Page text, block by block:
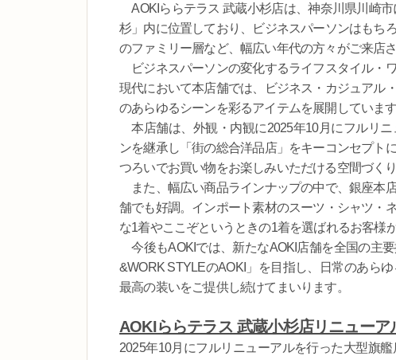
AOKIららテラス 武蔵小杉店は、神奈川県川崎
杉」内に位置しており、ビジネスパーソンはもち
のファミリー層など、幅広い年代の方々がご来店さ
ビジネスパーソンの変化するライフスタイル・
現代において本店舗では、ビジネス・カジュアル
のあらゆるシーンを彩るアイテムを展開しています
本店舗は、外観・内観に2025年10月にフルリ
ンを継承し「街の総合洋品店」をキーコンセプト
つろいでお買い物をお楽しみいただける空間づく
また、幅広い商品ラインナップの中で、銀座本
舗でも好調。インポート素材のスーツ・シャツ・
な1着やここぞというときの1着を選ばれるお客様
今後もAOKIでは、新たなAOKI店舗を全国の主
&WORK STYLEのAOKI」を目指し、日常のあら
最高の装いをご提供し続けてまいります。
AOKIららテラス 武蔵小杉店リニューア
2025年10月にフルリニューアルを行った大型旗